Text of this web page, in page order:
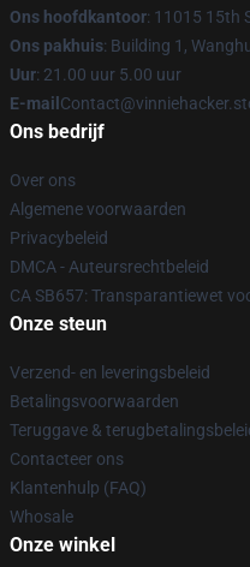
Ons hoofdkantoor: 11015 15th
Ons pakhuis: Building 1,
Uur: 21.00 uur 5.00 uur
E-mail
Ons bedrijf
Over ons
Algemene voorwaarden
Privacybeleid
DMCA - Auteursrechtbeleid
CA SB657: Transparantiewet
Onze steun
Verzend- en leveringsbeleid
Betalingsvoorwaarden
Teruggave &
Contacteer ons
Klantenhulp (FAQ)
Whosale
Onze winkel